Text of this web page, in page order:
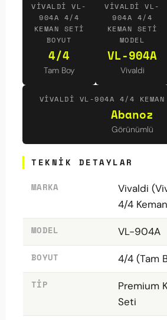
VIVALDI VL-
904A 4/4
KEMAN SETI
BOYUT
4/4
Tam Boy
VIVALDI VL-
904A 4/4
KEMAN SETI
MODEL
VL-904A
Vivaldi
VIVALDI VL-904A 4/4 KEMAN
Abanoz
Görünümlü
TEKNIK DETAYLAR
MARKA
Vivaldi
4/4
MODEL VL-904A
BOYUT 4/4 (Tam
TIP
Premium
Seti